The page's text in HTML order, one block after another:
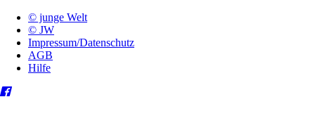
© junge Welt
© JW
Impressum/Datenschutz
AGB
Hilfe